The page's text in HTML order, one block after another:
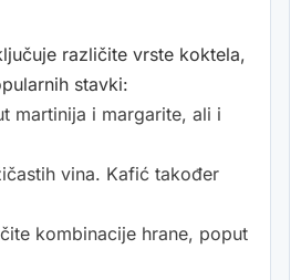
različite vrste koktela,
stavki:
martinija i margarite, ali i
vina. Kafić također
kombinacije hrane, poput